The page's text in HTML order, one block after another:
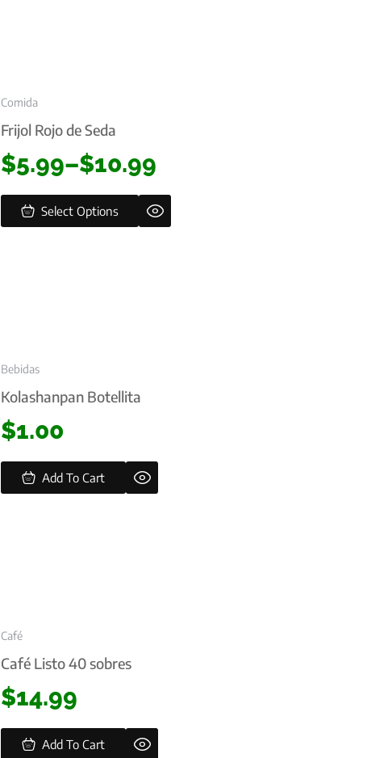
Comida
Frijol Rojo de Seda
$5.99–$10.99
Select Options
Bebidas
Kolashanpan Botellita
$1.00
Add To Cart
Café
Café Listo 40 sobres
$14.99
Add To Cart